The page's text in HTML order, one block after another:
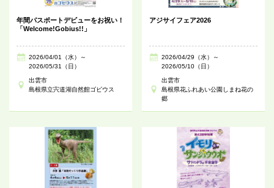
年間パスポートデビューをお祝い！
「Welcome!Gobius!!」
2026/04/01（水）～
2026/05/31（日）
出雲市
島根県立宍道湖自然館ゴビウス
アジサイフェア2026
2026/04/29（水）～
2026/05/10（日）
出雲市
島根県花ふれあい公園しまね花の
郷